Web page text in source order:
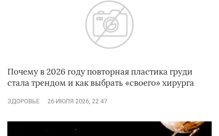
Почему в 2026 году повторная пластика груди
стала трендом и как выбрать «своего» хирурга
ЗДОРОВЬЕ 26 ИЮЛЯ 2026, 22:47